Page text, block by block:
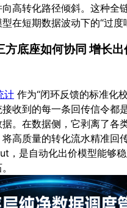
高转化路径倾斜。这种全
在短期数据波动下的“过度
方底座如何协同 增长出
计 作为“闭环反馈的标准化校
收到的每一条回传信令都
。在数据侧，它剥离了各
高质量的转化流水精准回
，是自动化出价模型能够